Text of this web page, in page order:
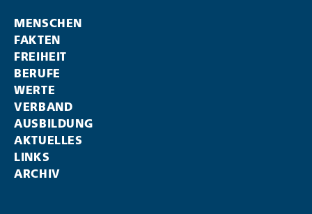
MENSCHEN
FAKTEN
FREIHEIT
BERUFE
WERTE
VERBAND
AUSBILDUNG
AKTUELLES
LINKS
ARCHIV